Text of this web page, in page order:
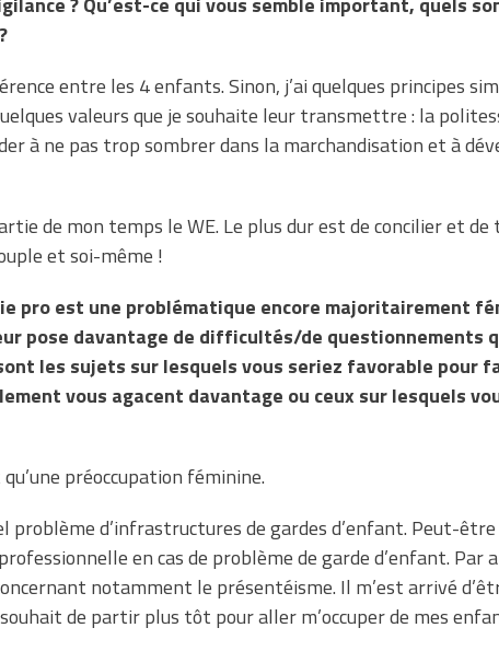
entre les 4 enfants. Sinon, j’ai quelques principes
valeurs que je souhaite leur transmettre : la
à ne pas trop sombrer dans la marchandisation et à
de mon temps le WE. Le plus dur est de concilier et
et soi-même !
pro est une problématique encore majoritairement
pose davantage de difficultés/de questionnements
les sujets sur lesquels vous seriez favorable pour
vous agacent davantage ou ceux sur lesquels
préoccupation féminine.
problème d’infrastructures de gardes d’enfant. Peut-
en cas de problème de garde d’enfant. Par
notamment le présentéisme. Il m’est arrivé
de partir plus tôt pour aller m’occuper de mes